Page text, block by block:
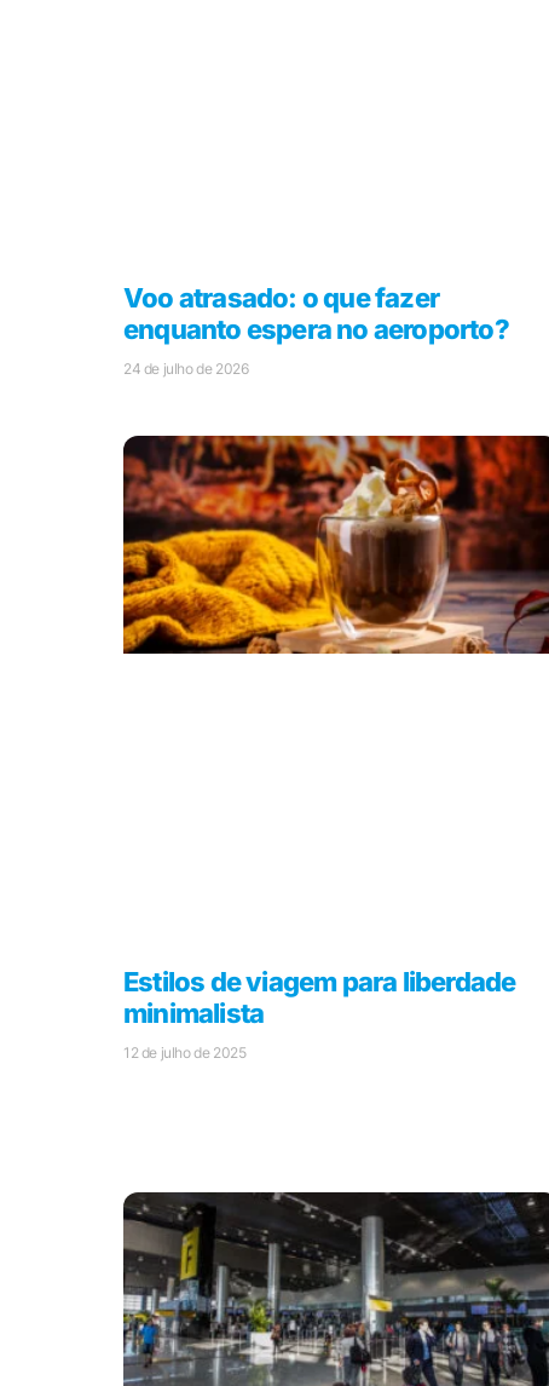
Voo atrasado: o que fazer
enquanto espera no aeroporto?
24 de julho de 2026
Estilos de viagem para liberdade
minimalista
12 de julho de 2025